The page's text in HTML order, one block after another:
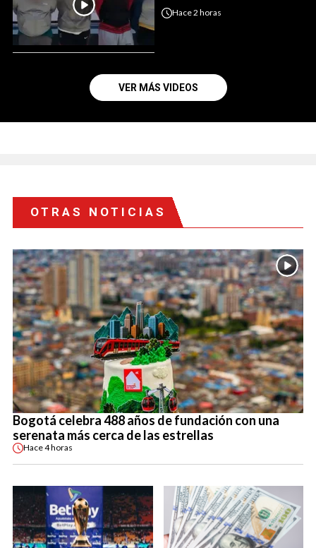
Hace2 horas
VER MÁS VIDEOS
OTRAS NOTICIAS
Bogotá celebra 488 años de fundación con una
serenata más cerca de las estrellas
Hace4 horas